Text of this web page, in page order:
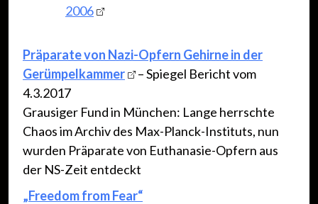
2006
Präparate von Nazi-Opfern Gehirne in der
Gerümpelkammer
– Spiegel Bericht vom
4.3.2017
Grausiger Fund in München: Lange herrschte
Chaos im Archiv des Max-Planck-Instituts, nun
wurden Präparate von Euthanasie-Opfern aus
der NS-Zeit entdeckt
„Freedom from Fear“